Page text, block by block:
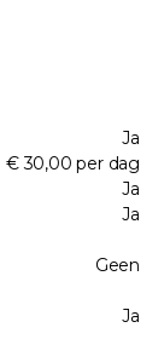
Ja
€ 30,00 per dag
Ja
Ja
Geen
Ja